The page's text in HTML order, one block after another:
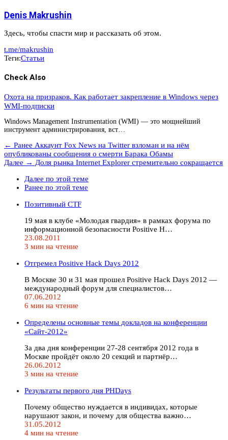
Denis Makrushin
Здесь, чтобы спасти мир и рассказать об этом.
t.me/makrushin
Теги:Статьи
Check Also
Охота на призраков. Как работает закрепление в Windows через
WMI-подписки
Windows Management Instrumentation (WMI) — это мощнейший
инструмент администрирования, вст…
← Ранее Аккаунт Fox News на Twitter взломан и на нём
опубликованы сообщения о смерти Барака Обамы
Далее → Доля рынка Internet Explorer стремительно сокращается
Далее по этой теме
Ранее по этой теме
Позитивный CTF
19 мая в клубе «Молодая гвардия» в рамках форума по
информационной безопасности Positive H…
23.08.2011
3 мин на чтение
Отгремел Positive Hack Days 2012
В Москве 30 и 31 мая прошел Positive Hack Days 2012 —
международный форум для специалистов…
07.06.2012
6 мин на чтение
Определены основные темы докладов на конференции
«Сайт-2012»
За два дня конференции 27-28 сентября 2012 года в
Москве пройдёт около 20 секций и партнёр…
26.06.2012
3 мин на чтение
Результаты первого дня PHDays
Почему общество нуждается в индивидах, которые
нарушают закон, и почему для общества важно…
31.05.2012
4 мин на чтение